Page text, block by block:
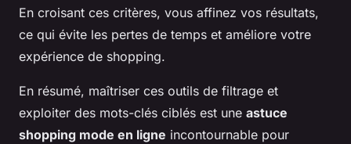
En croisant ces critères, vous affinez vos résultats,
ce qui évite les pertes de temps et améliore votre
expérience de shopping.
En résumé, maîtriser ces outils de filtrage et
exploiter des mots-clés ciblés est une astuce
shopping mode en ligne incontournable pour